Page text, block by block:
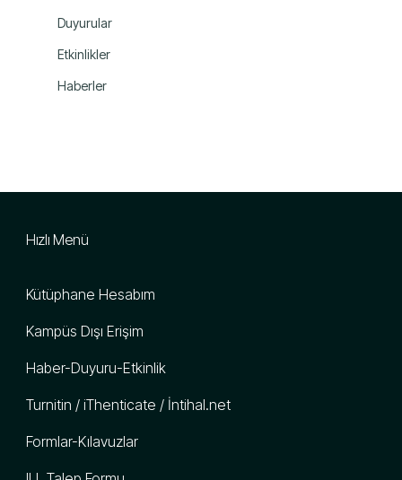
Duyurular
Etkinlikler
Haberler
Hızlı Menü
Kütüphane Hesabım
Kampüs Dışı Erişim
Haber-Duyuru-Etkinlik
Turnitin / iThenticate / İntihal.net
Formlar-Kılavuzlar